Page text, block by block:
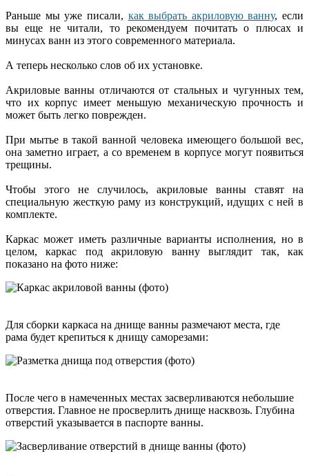
Раньше мы уже писали, как выбрать акриловую ванну, если
вы еще не читали, то рекомендуем почитать о плюсах и
минусах ванн из этого современного материала.
А теперь несколько слов об их установке.
Акриловые ванны отличаются от стальных и чугунных тем,
что их корпус имеет меньшую механическую прочность и
может быть легко поврежден.
При мытье в такой ванной человека имеющего большой вес,
она заметно играет, а со временем в корпусе могут появиться
трещины.
Чтобы этого не случилось, акриловые ванны ставят на
специальную жесткую раму из конструкций, идущих с ней в
комплекте.
Каркас может иметь различные варианты исполнения, но в
целом, каркас под акриловую ванну выглядит так, как
показано на фото ниже:
Для сборки каркаса на днище ванны размечают места, где
рама будет крепиться к днищу саморезами:
После чего в намеченных местах засверливаются небольшие
отверстия. Главное не просверлить днище насквозь. Глубина
отверстий указывается в паспорте ванны.